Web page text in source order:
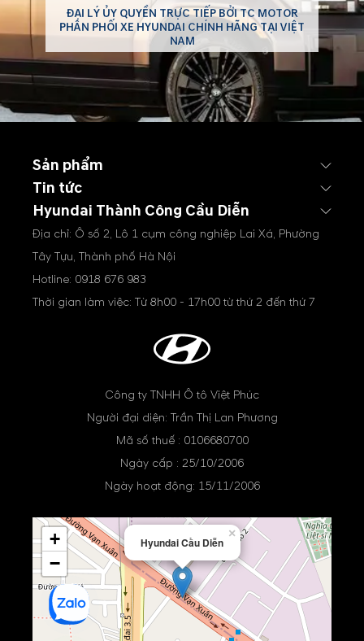
ĐẠI LÝ ỦY QUYỀN TRỰC TIẾP BỞI TC MOTOR
PHÂN PHỐI XE HYUNDAI CHÍNH HÃNG TẠI VIỆT
NAM
Sản phẩm
Tin tức
Hyundai Thành Công Cầu Diễn
Địa chỉ: Ô số 2, Lô 1 cụm công nghiệp Lai Xá, Phường
Tây Tựu, Thành phố Hà Nội
Hotline: 0918 676 983
Thời gian làm việc: Từ 8h00 - 17h00 từ thứ 2 đến thứ 7
Công ty TNHH Ô tô Việt Phúc
Người đại diện: Trần Thị Lan Phương
Mã số thuế : 0106680700
Ngày cấp : 25/10/2006
Ngày hoạt động: 15/11/2006
Hyundai Cầu Diễn
×
+
−